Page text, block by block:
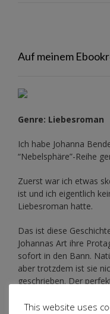
Auf meinem
Genre: Liebesroman
Ich habe Johanna
“Nebelsphäre”-Reihe
Zuerst war ich etwas
ist und ich eigentlich
Liebesroman hatte.
Das ist diese
Johannas Art ihre
sofort in den Bann.
aber trotzdem ist sie
geschrieben. Der
This website uses